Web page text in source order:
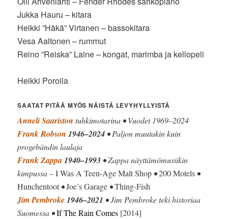
Jukka Hauru – kitara
Heikki ”Häkä” Virtanen – bassokitara
Vesa Aaltonen – rummut
Reino ”Reiska” Laine – kongat, marimba ja kellopeli
Heikki Poroila
SAATAT PITÄÄ MYÖS NÄISTÄ LEVYHYLLYISTÄ
Anneli Saariston tuhkimotarina • Vuodet 1969–2024
Frank Robson 1946–2024 • Paljon muutakin kuin
progebändin laulaja
Frank Zappa1940–1993 • Zappa näyttämömusiikin
kimpussa –I Was A Teen-Age Malt Shop •200 Motels •
Hunchentoot•Joe’s Garage •Thing-Fish
Jim Pembroke1946–2021 • Jim Pembroke teki historiaa
Suomessa •If The Rain Comes [2014]